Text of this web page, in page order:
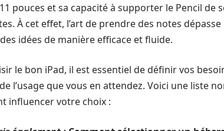
pouces et sa capacité à supporter le Pencil
À cet effet, l’art de prendre des notes
des idées de manière efficace et fluide.
le bon iPad, il est essentiel de définir vos
l’usage que vous en attendez. Voici une liste
influencer votre choix :